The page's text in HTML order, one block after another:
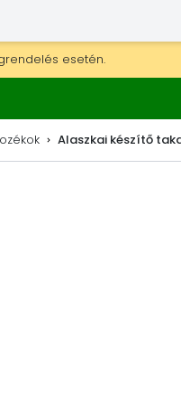
esetén.
és dekorokra.
és kiegészítőkre.
Alaszkai készítő